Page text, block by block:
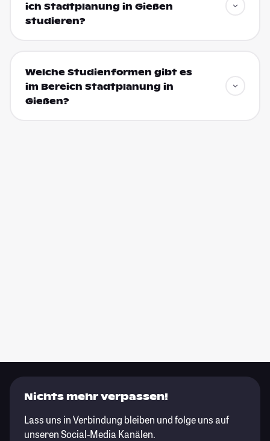
ich Stadtplanung in Gießen
studieren?
Welche Studienformen gibt es
im Bereich Stadtplanung in
Gießen?
Nichts mehr verpassen!
Lass uns in Verbindung bleiben und folge uns auf
unseren Social-Media Kanälen.